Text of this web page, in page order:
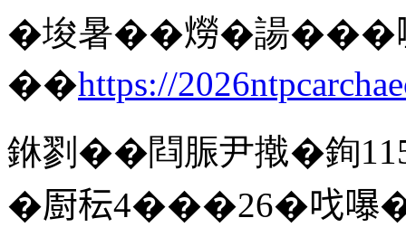
�埈暑��𤏪�諹
��https://
銝剹��閰脤尹撠�銁
�㕑秐4���26�𠯫嚗